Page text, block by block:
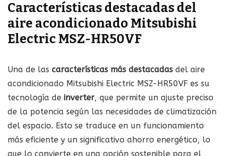
Características destacadas del
aire acondicionado Mitsubishi
Electric MSZ-HR50VF
Una de las características más destacadas del aire
acondicionado Mitsubishi Electric MSZ-HR50VF es su
tecnología de inverter, que permite un ajuste preciso
de la potencia según las necesidades de climatización
del espacio. Esto se traduce en un funcionamiento
más eficiente y un significativo ahorro energético, lo
que lo convierte en una opción sostenible para el